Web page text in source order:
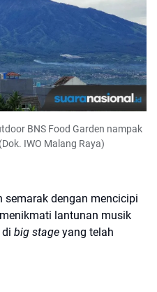
BNS Food Garden nampak
IWO Malang Raya)
dengan mencicipi
lantunan musik
big stage yang telah